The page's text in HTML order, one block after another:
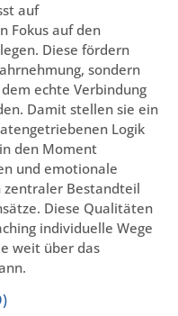
auf
Fokus auf den
Diese fördern
sondern
echte Verbindung
Damit stellen sie ein
Logik
den Moment
und emotionale
zentraler Bestandteil
Diese Qualitäten
individuelle Wege
weit über das